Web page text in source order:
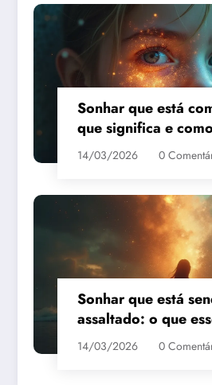
Sonhar que está
que significa e como
interpretar?
14/03/2026 0
Sonhar que está
assaltado: o que
quer te dizer?
14/03/2026 0